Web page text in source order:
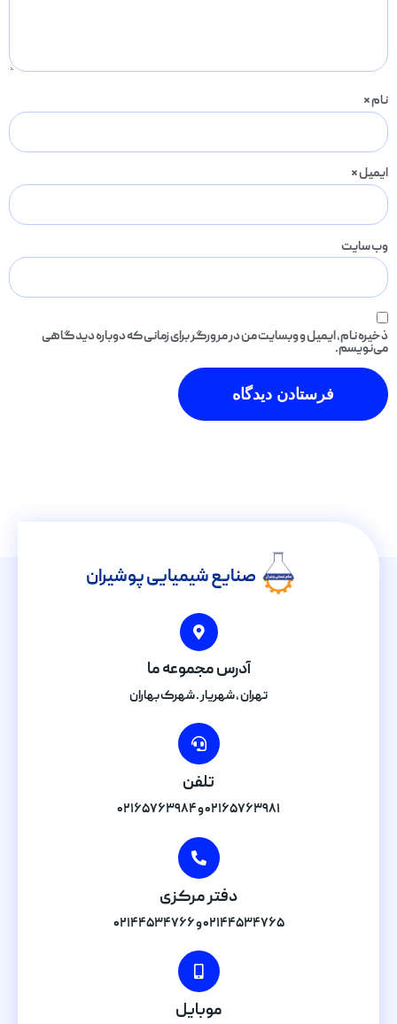
نام*
ایمیل*
وب‌ سایت
ذخیره نام، ایمیل و وبسایت من در مرورگر برای زمانی که دوباره دیدگاهی
می‌نویسم.
صنایع شیمیایی پوشیران
آدرس مجموعه ما
تهران , شهریار . شهرک بهاران
تلفن
۰۲۱۶۵۷۶۳۹۸۱ و ۰۲۱۶۵۷۶۳۹۸۴
دفتر مرکزی
۰۲۱۴۴۵۳۴۷۶۵ و ۰۲۱۴۴۵۳۴۷۶۶
موبایل